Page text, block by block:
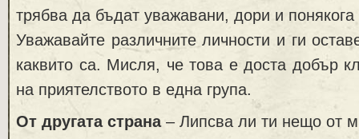
трябва да бъдат уважавани, дори и
Уважавайте различните личности и ги
каквито са. Мисля, че това е доста добър
на приятелството в една група.
От другата страна– Липсва ли ти нещо от